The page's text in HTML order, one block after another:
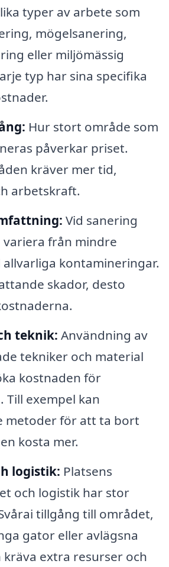
typer av arbete som
mögelsanering,
eller miljömässig
typ har sina specifika
Hur stort område som
påverkar priset.
kräver mer tid,
arbetskraft.
Vid sanering
variera från mindre
kontamineringar.
skador, desto
teknik: Användning av
tekniker och material
kostnaden för
Till exempel kan
metoder för att ta bort
kosta mer.
logistik: Platsens
och logistik har stor
tillgång till området,
gator eller avlägsna
kräva extra resurser och